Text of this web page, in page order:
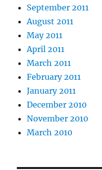
September 2011
August 2011
May 2011
April 2011
March 2011
February 2011
January 2011
December 2010
November 2010
March 2010